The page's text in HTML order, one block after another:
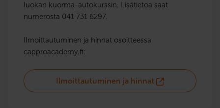
luokan kuorma-autokurssin. Lisätietoa saat
numerosta 041 731 6297.
Ilmoittautuminen ja hinnat osoitteessa
capproacademy.fi:
Ilmoittautuminen ja hinnat